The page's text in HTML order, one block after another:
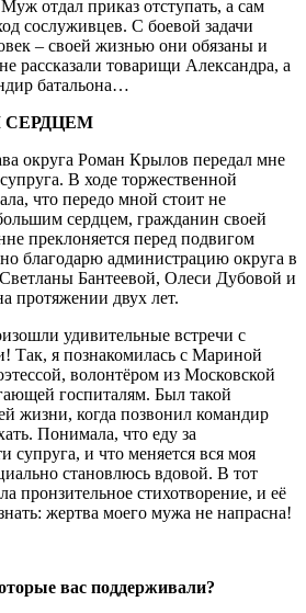
отдал приказ отступать, а сам
сослуживцев. С боевой задачи
– своей жизнью они обязаны и
рассказали товарищи Александра, а
батальона…
округа Роман Крылов передал мне
В ходе торжественной
что передо мной стоит не
сердцем, гражданин своей
преклоняется перед подвигом
благодарю администрацию округа в
Бантеевой, Олеси Дубовой и
протяжении двух лет.
удивительные встречи с
Так, я познакомилась с Мариной
волонтёром из Московской
госпиталям. Был такой
жизни, когда позвонил командир
Понимала, что еду за
супруга, и что меняется вся моя
становлюсь вдовой. В тот
пронзительное стихотворение, и её
жертва моего мужа не напрасна!
вас поддерживали?